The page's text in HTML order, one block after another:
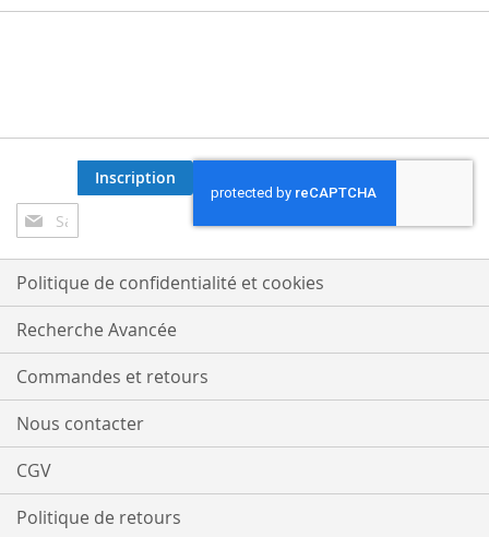
Inscription
à
notre
lettre
d’information
:
Inscription
Politique de confidentialité et cookies
Recherche Avancée
Commandes et retours
Nous contacter
CGV
Politique de retours